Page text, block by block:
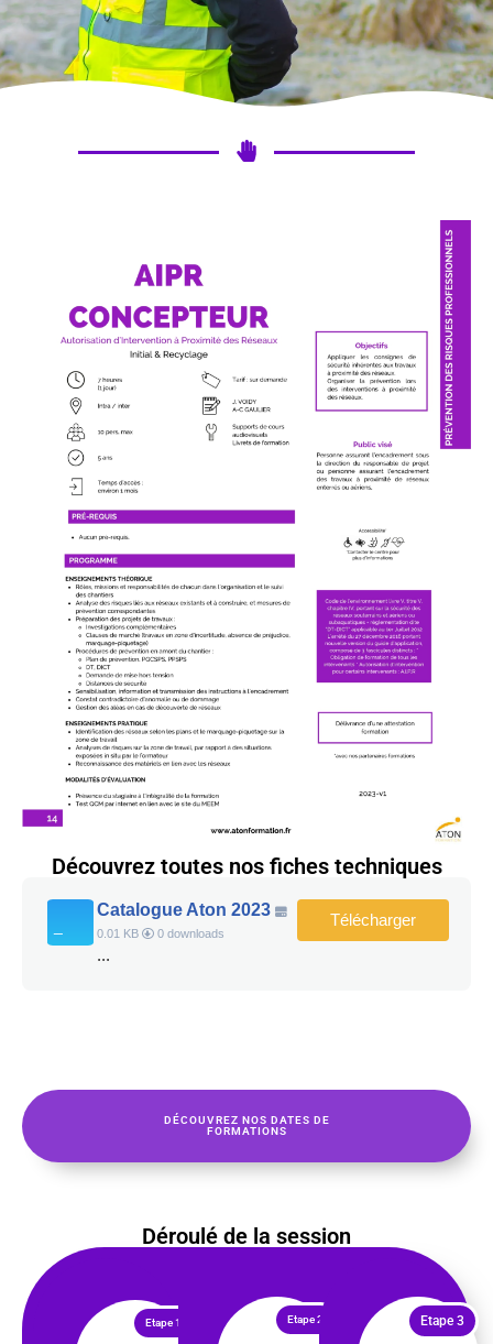
Découvrez toutes nos fiches techniques
Catalogue Aton 2023
0.01 KB 0 downloads
...
Télécharger
DÉCOUVREZ NOS DATES DE
FORMATIONS
Déroulé de la session
Etape 1 Etape 2 Etape 3